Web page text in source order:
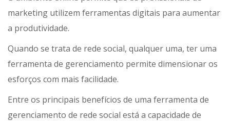
marketing utilizem ferramentas digitais para aumentar
a produtividade.
Quando se trata de rede social, qualquer uma, ter uma
ferramenta de gerenciamento permite dimensionar os
esforços com mais facilidade.
Entre os principais benefícios de uma ferramenta de
gerenciamento de rede social está a capacidade de